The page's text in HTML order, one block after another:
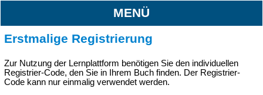
MENÜ
Erstmalige Registrierung
Zur Nutzung der Lernplattform benötigen Sie den individuellen
Registrier-Code, den Sie in Ihrem Buch finden. Der Registrier-
Code kann nur einmalig verwendet werden.